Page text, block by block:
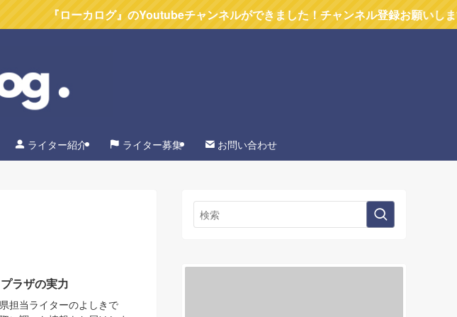
カログ』のYoutubeチャンネルができました！チャンネル登録お願いします
ライター紹介 ライター募集 お問い合わせ
ラザの実力
担当ライターのよしきで